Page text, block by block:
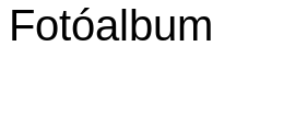
Fotóalbum